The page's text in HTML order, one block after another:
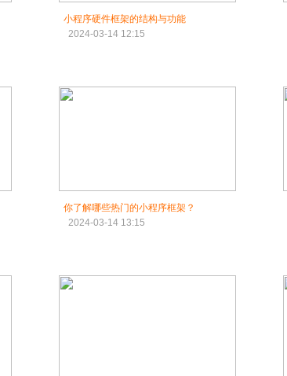
小程序硬件框架的结构与功能
2024-03-14 12:15
你了解哪些热门的小程序框架？
2024-03-14 13:15